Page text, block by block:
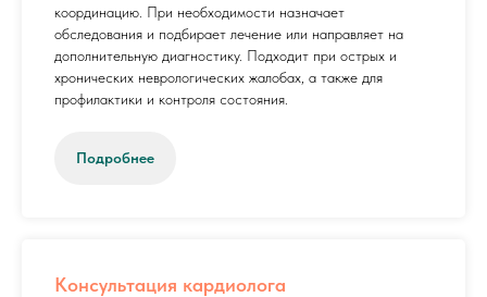
координацию. При необходимости назначает
обследования и подбирает лечение или направляет на
дополнительную диагностику. Подходит при острых и
хронических неврологических жалобах, а также для
профилактики и контроля состояния.
Подробнее
Консультация кардиолога